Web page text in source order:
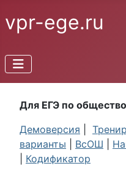
vpr-ege.ru
Для ЕГЭ по
Демоверсия
варианты
ВсОШ
Кодификатор